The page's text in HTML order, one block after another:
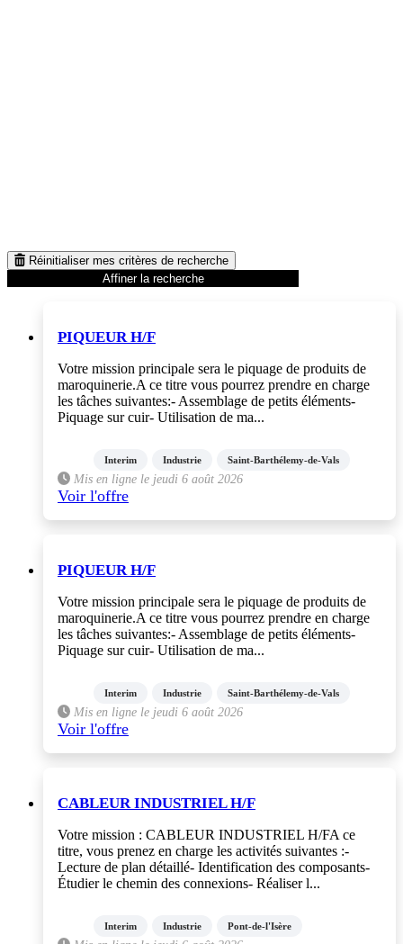
Réinitialiser mes critères de recherche
Affiner la recherche
PIQUEUR H/F
Votre mission principale sera le piquage de produits de
maroquinerie.A ce titre vous pourrez prendre en charge
les tâches suivantes:- Assemblage de petits éléments-
Piquage sur cuir- Utilisation de ma...
Interim Industrie Saint-Barthélemy-de-Vals
Mis en ligne le jeudi 6 août 2026
Voir l'offre
PIQUEUR H/F
Votre mission principale sera le piquage de produits de
maroquinerie.A ce titre vous pourrez prendre en charge
les tâches suivantes:- Assemblage de petits éléments-
Piquage sur cuir- Utilisation de ma...
Interim Industrie Saint-Barthélemy-de-Vals
Mis en ligne le jeudi 6 août 2026
Voir l'offre
CABLEUR INDUSTRIEL H/F
Votre mission : CABLEUR INDUSTRIEL H/FA ce
titre, vous prenez en charge les activités suivantes :-
Lecture de plan détaillé- Identification des composants-
Étudier le chemin des connexions- Réaliser l...
Interim Industrie Pont-de-l'Isère